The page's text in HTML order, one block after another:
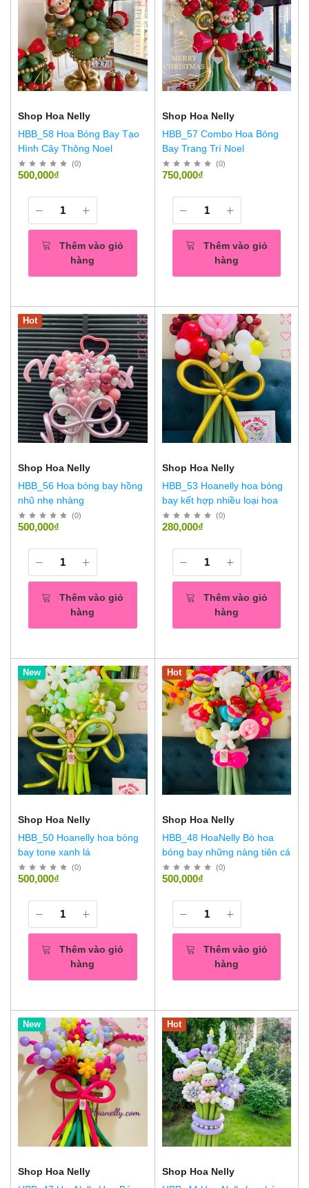
Shop Hoa Nelly
HBB_58 Hoa Bóng Bay Tạo
Hình Cây Thông Noel
(0)
500,000₫
Thêm vào giỏ
hàng
Shop Hoa Nelly
HBB_57 Combo Hoa Bóng
Bay Trang Trí Noel
(0)
750,000₫
Thêm vào giỏ
hàng
Hot
Shop Hoa Nelly
HBB_56 Hoa bóng bay hồng
nhũ nhẹ nhàng
(0)
500,000₫
Thêm vào giỏ
hàng
Shop Hoa Nelly
HBB_53 Hoanelly hoa bóng
bay kết hợp nhiều loại hoa
(0)
280,000₫
Thêm vào giỏ
hàng
New
Shop Hoa Nelly
HBB_50 Hoanelly hoa bóng
bay tone xanh lá
(0)
500,000₫
Thêm vào giỏ
hàng
Hot
Shop Hoa Nelly
HBB_48 HoaNelly Bó hoa
bóng bay những nàng tiên cá
(0)
500,000₫
Thêm vào giỏ
hàng
Hot
New
Shop Hoa Nelly
Hot
Shop Hoa Nelly